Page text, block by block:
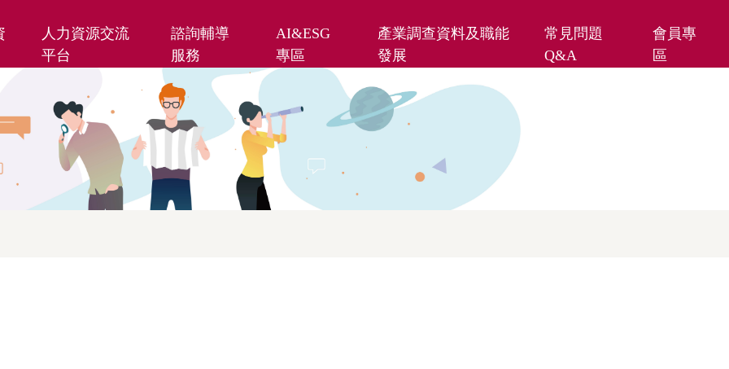
人力資源交流
平台
諮詢輔導
服務
AI&ESG
專區
產業調查資料及職能
發展
常見問題
Q&A
會員專
區